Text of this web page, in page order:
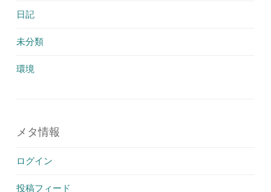
日記
未分類
環境
メタ情報
ログイン
投稿フィード